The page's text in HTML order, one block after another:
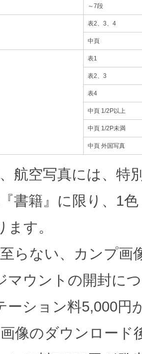
～7段
表2、3、4
中頁
表1
表2、3
表4
中頁 1/2P以上
中頁 1/2P未満
中頁 外国写真
航空写真には、特
書籍』に限り、1
す。
らない、カンプ画
マウントの開封に
ーション料5,000円
像のダウンロード